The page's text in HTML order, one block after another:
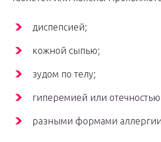
диспепсией;
кожной сыпью;
зудом по телу;
гиперемией или
разными формами